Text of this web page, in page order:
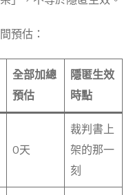
預估：
全部加總
預估
隱匿生效
時點
0天
裁判書上
架的那一
刻